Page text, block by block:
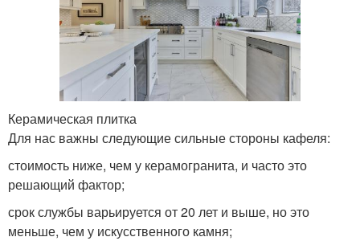
Керамическая плитка
Для нас важны следующие сильные стороны кафеля:
стоимость ниже, чем у керамогранита, и часто это
решающий фактор;
срок службы варьируется от 20 лет и выше, но это
меньше, чем у искусственного камня;